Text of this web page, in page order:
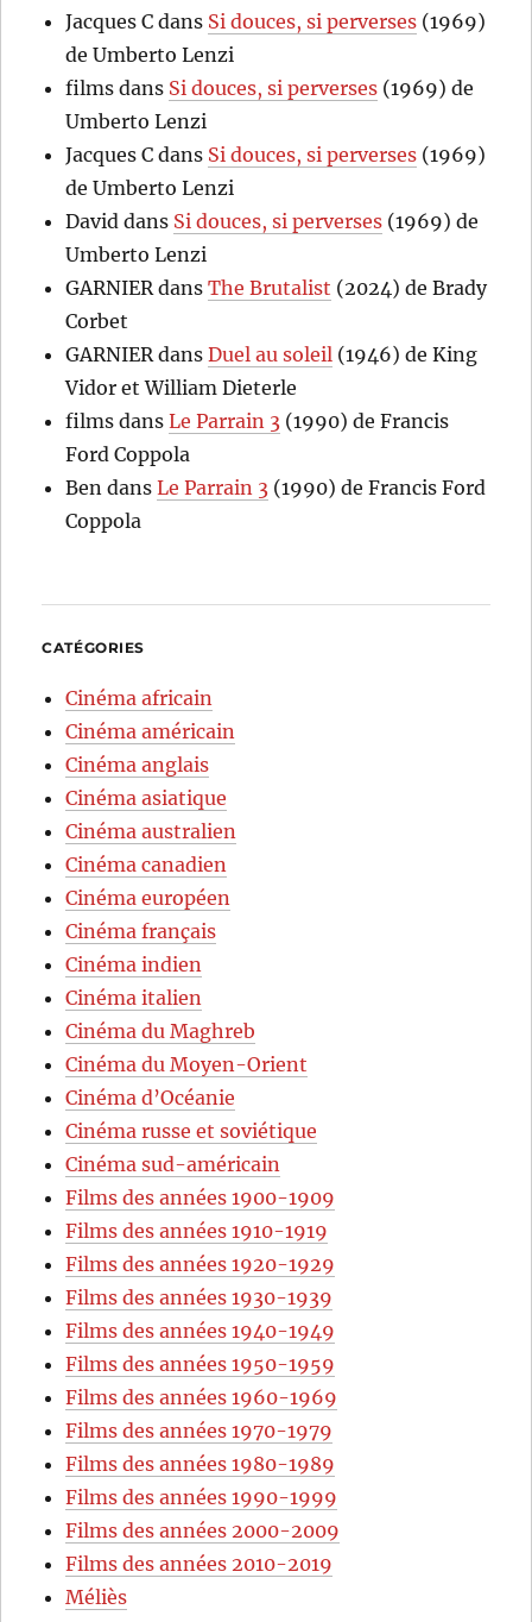
Jacques C dans Si douces, si perverses (1969)
de Umberto Lenzi
films dans Si douces, si perverses (1969) de
Umberto Lenzi
Jacques C dans Si douces, si perverses (1969)
de Umberto Lenzi
David dans Si douces, si perverses (1969) de
Umberto Lenzi
GARNIER dansThe Brutalist (2024) de Brady
Corbet
GARNIER dansDuel au soleil (1946) de King
Vidor et William Dieterle
films dansLe Parrain 3 (1990) de Francis
Ford Coppola
Ben dansLe Parrain 3 (1990) de Francis Ford
Coppola
CATÉGORIES
Cinéma africain
Cinéma américain
Cinéma anglais
Cinéma asiatique
Cinéma australien
Cinéma canadien
Cinéma européen
Cinéma français
Cinéma indien
Cinéma italien
Cinéma du Maghreb
Cinéma du Moyen-Orient
Cinéma d’Océanie
Cinéma russe et soviétique
Cinéma sud-américain
Films des années 1900-1909
Films des années 1910-1919
Films des années 1920-1929
Films des années 1930-1939
Films des années 1940-1949
Films des années 1950-1959
Films des années 1960-1969
Films des années 1970-1979
Films des années 1980-1989
Films des années 1990-1999
Films des années 2000-2009
Films des années 2010-2019
Méliès